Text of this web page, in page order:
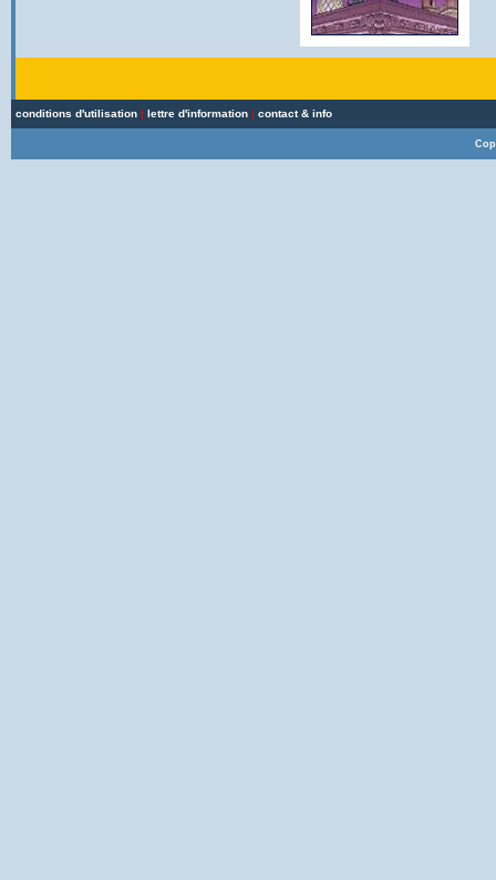
conditions d'utilisation | lettre d'information | contact & info